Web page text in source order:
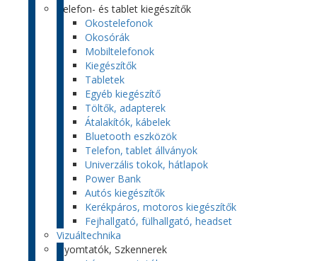
Telefon- és tablet kiegészítők
Okostelefonok
Okosórák
Mobiltelefonok
Kiegészítők
Tabletek
Egyéb kiegészítő
Töltők, adapterek
Átalakítók, kábelek
Bluetooth eszközök
Telefon, tablet állványok
Univerzális tokok, hátlapok
Power Bank
Autós kiegészítők
Kerékpáros, motoros kiegészítők
Fejhallgató, fülhallgató, headset
Vizuáltechnika
Nyomtatók, Szkennerek